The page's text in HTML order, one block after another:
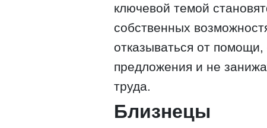
ключевой темой
собственных
отказываться от
предложения и не
труда.
Близнецы